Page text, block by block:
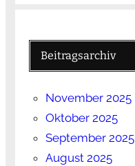
Beitragsarchiv
November 2025
Oktober 2025
September 2025
August 2025